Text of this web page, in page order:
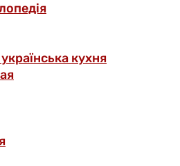
кухня